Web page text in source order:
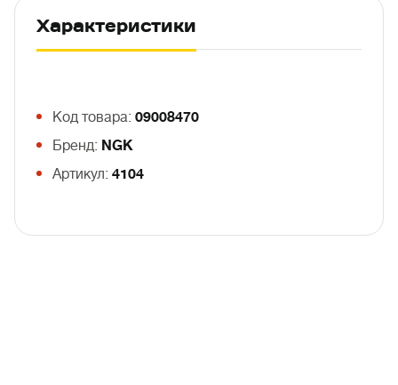
Характеристики
Код товара: 09008470
Бренд: NGK
Артикул: 4104